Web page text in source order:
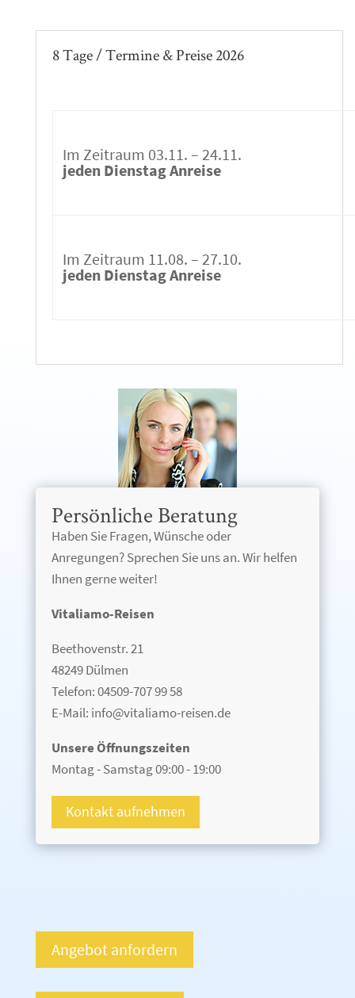
8 Tage / Termine & Preise 2026
Im Zeitraum 03.11. – 24.11.
jeden Dienstag Anreise
Im Zeitraum 11.08. – 27.10.
jeden Dienstag Anreise
Persönliche Beratung
Haben Sie Fragen, Wünsche oder
Anregungen? Sprechen Sie uns an. Wir helfen
Ihnen gerne weiter!
Vitaliamo-Reisen
Beethovenstr. 21
48249 Dülmen
Telefon: 04509-707 99 58
E-Mail: info@vitaliamo-reisen.de
Unsere Öffnungszeiten
Montag - Samstag 09:00 - 19:00
Kontakt aufnehmen
Angebot anfordern